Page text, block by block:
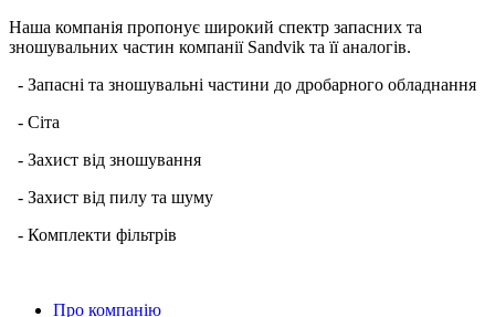
Наша компанія пропонує широкий спектр запасних та
зношувальних частин компанії Sandvik та її аналогів.
- Запасні та зношувальні частини до дробарного обладнання
- Сіта
- Захист від зношування
- Захист від пилу та шуму
- Комплекти фільтрів
Про компанію